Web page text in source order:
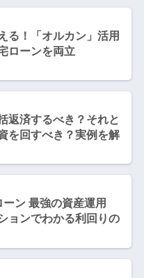
る！「オルカン」活用
ローンを両立
返済するべき？それと
を回すべき？実例を解
ン 最強の資産運用
ョンでわかる利回りの